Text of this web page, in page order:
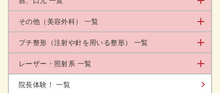
その他（美容外科） 一覧
プチ整形（注射や針を用いる整形） 一覧
レーザー・照射系 一覧
院長体験！ 一覧